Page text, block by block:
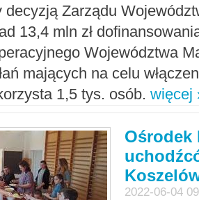
decyzją Zarządu
13,4 mln zł
Województwa
mających na celu
1,5 tys. osób. więcej
Ośrodek
2022-06-04